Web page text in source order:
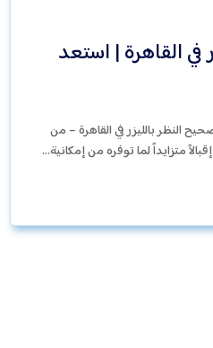
في القاهرة | استعد
النظر بالليزر في القاهرة – من
متزايداً لما توفره من إمكانية…